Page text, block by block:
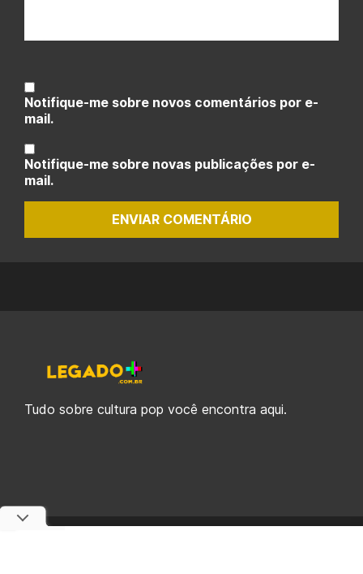
Notifique-me sobre novos comentários por e-
mail.
Notifique-me sobre novas publicações por e-
mail.
ENVIAR COMENTÁRIO
Tudo sobre cultura pop você encontra aqui.